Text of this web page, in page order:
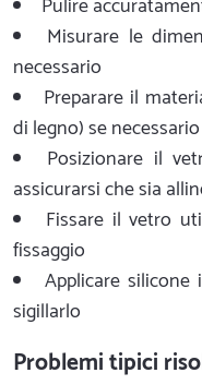
Misurare le
necessario
Preparare il
di legno) se necessario
Posizionare il
assicurarsi che sia
Fissare il vetro
fissaggio
Applicare
sigillarlo
Problemi tipici